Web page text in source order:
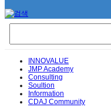
INNOVALUE
JMP Academy
Consulting
Soultion
Information
CDAJ Community